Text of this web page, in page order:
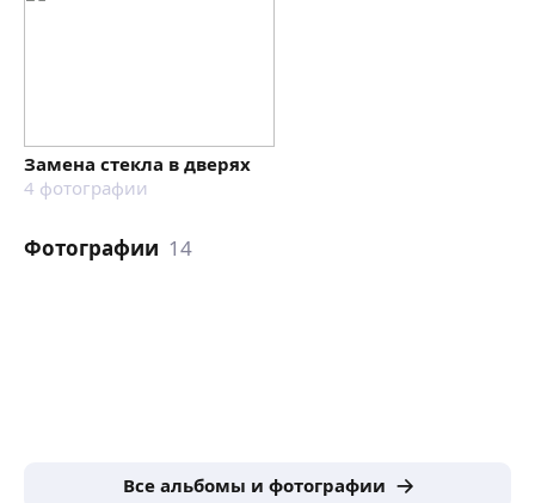
Замена стекла в дверях
4 фотографии
Фотографии 14
Все альбомы и фотографии